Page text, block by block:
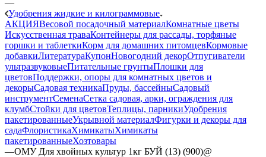
—
Удобрения жидкие и килограммовые
АКЦИЯВесовой посадочный материалКомнатные цветы
Искусственная траваКонтейнеры для рассады, торфяные
горшки и таблеткиКорм для домашних питомцевКормовые
добавкиЛитератураКупонНовогодний декорОтпугиватели
ультразвуковыеПитательные грунтыПлошки для
цветовПоддержки, опоры для комнатных цветов и
декорыСадовая техникаПруды, бассейныСадовый
инструментСеменаСетка садовая, арки, ограждения для
клумбСтойки для цветовТеплицы, парникиУдобрения
пакетированныеУкрывной материалФигурки и декоры для
садаФлористикаХимикатыХимикаты
пакетированныеХозтовары
—ОМУ Для хвойных культур 1кг БУЙ (13) (900)@